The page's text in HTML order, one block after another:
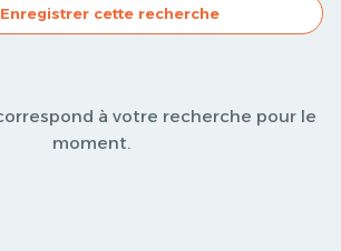
Enregistrer cette recherche
à votre recherche pour le
moment.